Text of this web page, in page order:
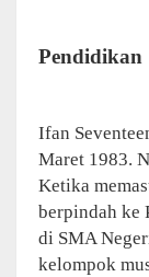
Pendidikan
Ifan
Maret 1983.
Ketika
berpindah ke
di SMA
kelompok